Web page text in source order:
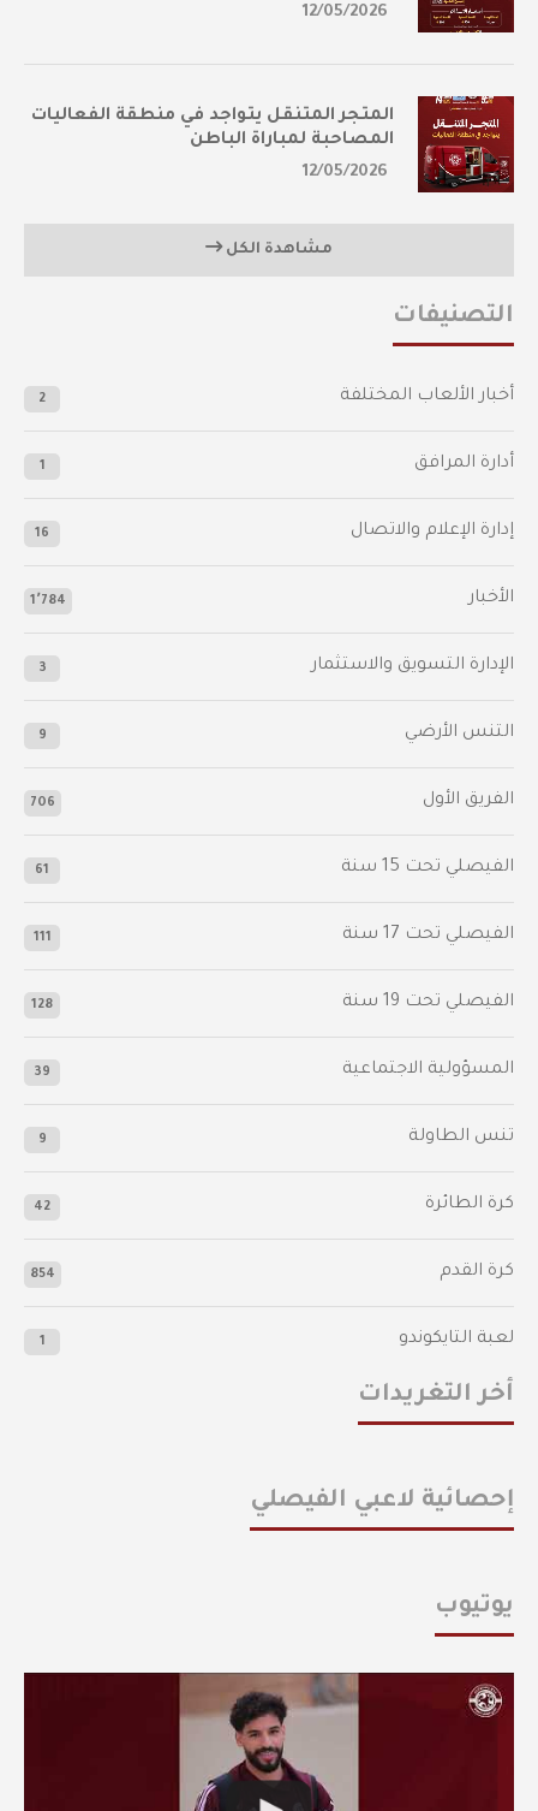
12/05/2026
المتجر المتنقل يتواجد في منطقة الفعاليات
المصاحبة لمباراة الباطن
12/05/2026
مشاهدة الكل
التصنيفات
أخبار الألعاب المختلفة 2
أدارة المرافق 1
إدارة الإعلام والاتصال 16
الأخبار 1٬784
الإدارة التسويق والاستثمار 3
التنس الأرضي 9
الفريق الأول 706
الفيصلي‬⁩ تحت 15 سنة 61
‫الفيصلي‬⁩ تحت 17 سنة 111
الفيصلي‬⁩ تحت 19 سنة 128
المسؤولية الاجتماعية 39
تنس الطاولة 9
كرة الطائرة 42
كرة القدم 854
لعبة التايكوندو 1
أخر التغريدات
إحصائية لاعبي الفيصلي
يوتيوب